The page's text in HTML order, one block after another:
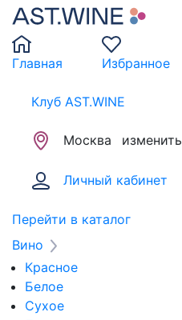
Главная Избранное
Клуб AST.WINE
Москва изменить
Личный кабинет
Перейти в каталог
Вино
Красное
Белое
Сухое